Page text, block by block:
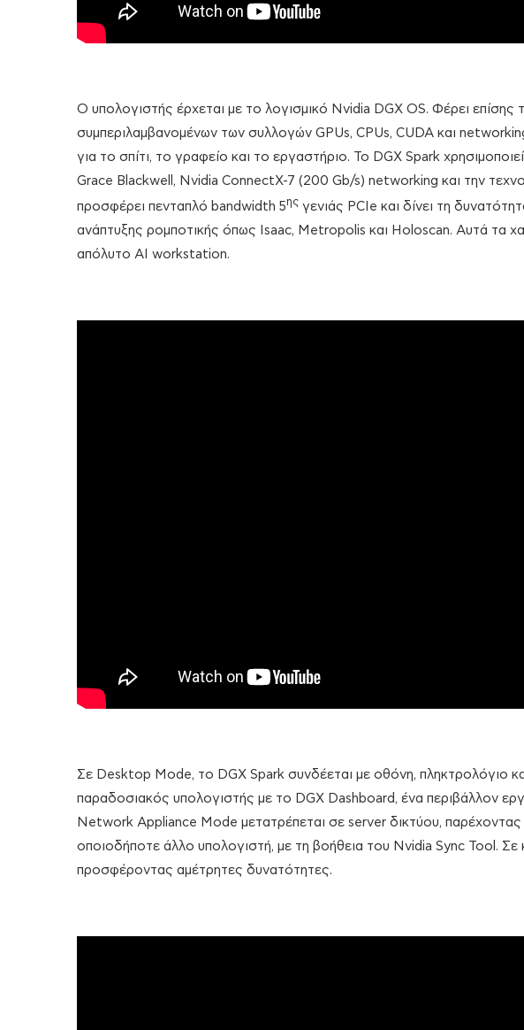
Ο υπολογιστής έρχεται με το λογισμικό Nvidia DGX OS. Φέρει
συμπεριλαμβανομένων των συλλογών GPUs, CPUs, CUDA και
για το σπίτι, το γραφείο και το εργαστήριο. Το DGX Spark
Grace Blackwell, Nvidia ConnectX-7 (200 Gb/s) networking και την
προσφέρει πενταπλό bandwidth 5ης γενιάς PCIe και δίνει τη
ανάπτυξης ρομποτικής όπως Isaac, Metropolis και Holoscan. Αυτά τα
απόλυτο AI workstation.
Σε Desktop Mode, το DGX Spark συνδέεται με οθόνη, πληκτρολόγιο και
παραδοσιακός υπολογιστής με το DGX Dashboard, ένα περιβάλλον
Network Appliance Mode μετατρέπεται σε server δικτύου,
οποιοδήποτε άλλο υπολογιστή, με τη βοήθεια του Nvidia Sync Tool. Σε
προσφέροντας αμέτρητες δυνατότητες.